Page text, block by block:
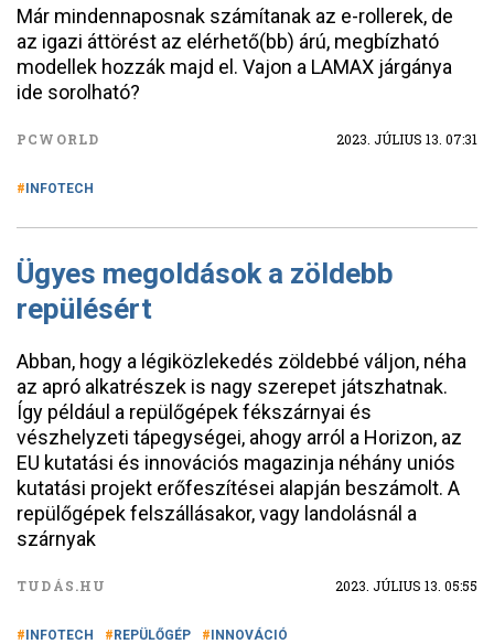
Már mindennaposnak számítanak az e-rollerek, de
az igazi áttörést az elérhető(bb) árú, megbízható
modellek hozzák majd el. Vajon a LAMAX járgánya
ide sorolható?
PCWORLD 2023. JÚLIUS 13. 07:31
INFOTECH
Ügyes megoldások a zöldebb
repülésért
Abban, hogy a légiközlekedés zöldebbé váljon, néha
az apró alkatrészek is nagy szerepet játszhatnak.
Így például a repülőgépek fékszárnyai és
vészhelyzeti tápegységei, ahogy arról a Horizon, az
EU kutatási és innovációs magazinja néhány uniós
kutatási projekt erőfeszítései alapján beszámolt. A
repülőgépek felszállásakor, vagy landolásnál a
szárnyak
TUDÁS.HU 2023. JÚLIUS 13. 05:55
INFOTECH REPÜLŐGÉP INNOVÁCIÓ